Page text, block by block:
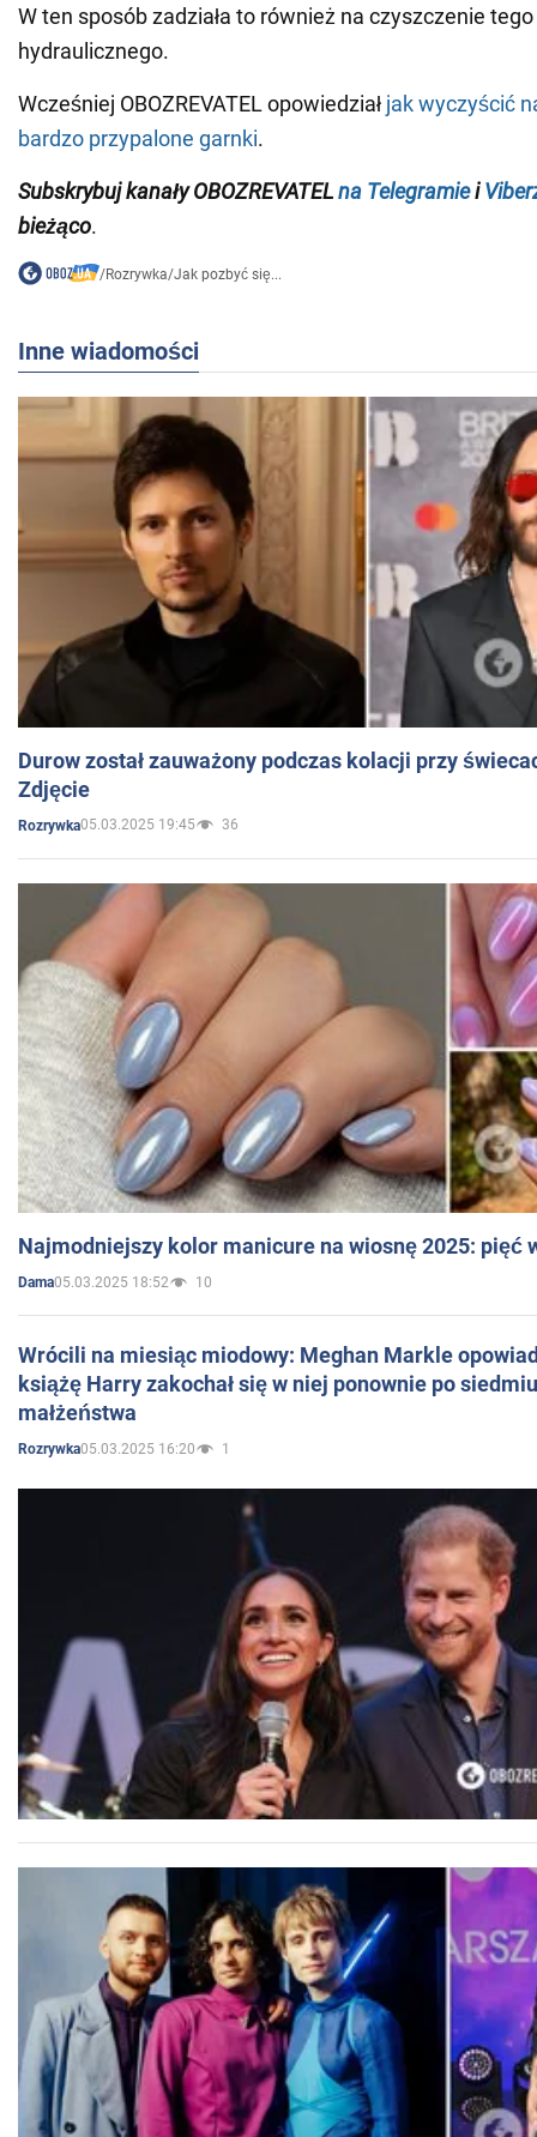
W ten sposób zadziała to również na czyszczenie
hydraulicznego.
Wcześniej OBOZREVATEL opowiedział jak wyczyścić
bardzo przypalone garnki.
Subskrybuj kanały OBOZREVATELna Telegramiei
bieżąco.
/Rozrywka/Jak pozbyć się...
Inne wiadomości
Durow został zauważony podczas kolacji przy
Zdjęcie
Rozrywka05.03.2025 19:45 36
Najmodniejszy kolor manicure na wiosnę 2025: pięć
Dama05.03.2025 18:52 10
Wrócili na miesiąc miodowy: Meghan Markle
książę Harry zakochał się w niej ponownie po
małżeństwa
Rozrywka05.03.2025 16:20 1